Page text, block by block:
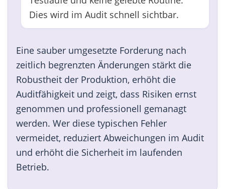
Dies wird im Audit schnell sichtbar.
Eine sauber umgesetzte Forderung nach
zeitlich begrenzten Änderungen stärkt die
Robustheit der Produktion, erhöht die
Auditfähigkeit und zeigt, dass Risiken ernst
genommen und professionell gemanagt
werden. Wer diese typischen Fehler
vermeidet, reduziert Abweichungen im Audit
und erhöht die Sicherheit im laufenden
Betrieb.